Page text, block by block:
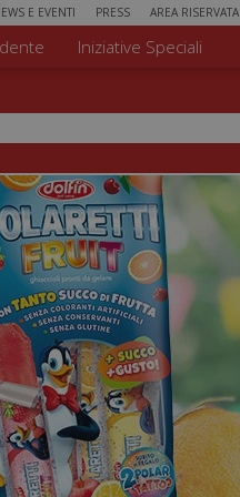
E EVENTI PRESS AREA RISERVATA
di ricerca
sito
Iniziative Speciali